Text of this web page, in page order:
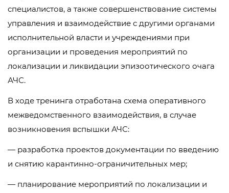
специалистов, а также совершенствование системы
управления и взаимодействие с другими органами
исполнительной власти и учреждениями при
организации и проведения мероприятий по
локализации и ликвидации эпизоотического очага
АЧС.
В ходе тренинга отработана схема оперативного
межведомственного взаимодействия, в случае
возникновения вспышки АЧС:
— разработка проектов документации по введению
и снятию карантинно-ограничительных мер;
— планирование мероприятий по локализации и